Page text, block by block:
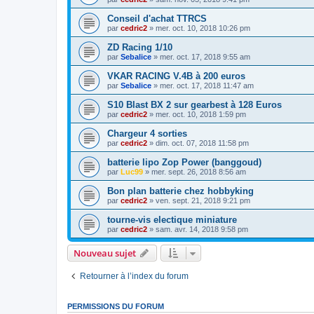
Conseil d'achat TTRCS
par cedric2 » mer. oct. 10, 2018 10:26 pm
ZD Racing 1/10
par Sebalice » mer. oct. 17, 2018 9:55 am
VKAR RACING V.4B à 200 euros
par Sebalice » mer. oct. 17, 2018 11:47 am
S10 Blast BX 2 sur gearbest à 128 Euros
par cedric2 » mer. oct. 10, 2018 1:59 pm
Chargeur 4 sorties
par cedric2 » dim. oct. 07, 2018 11:58 pm
batterie lipo Zop Power (banggoud)
par Luc99 » mer. sept. 26, 2018 8:56 am
Bon plan batterie chez hobbyking
par cedric2 » ven. sept. 21, 2018 9:21 pm
tourne-vis electique miniature
par cedric2 » sam. avr. 14, 2018 9:58 pm
Nouveau sujet
Retourner à l’index du forum
PERMISSIONS DU FORUM